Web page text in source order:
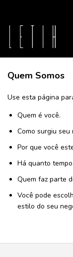
Quem Somos
Use esta página
Quem é você.
Como surgiu seu
Por que você
Há quanto
Quem faz parte
Você pode
estilo do seu